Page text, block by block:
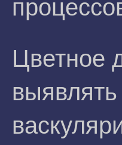
Цветное